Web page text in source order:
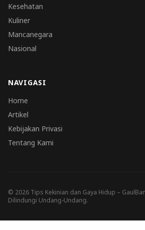
Kesehatan
Kuliner
Mancanegara
Nasional
NAVIGASI
Home
Artikel
Kebijakan Privasi
Tentang Kami
© 2026 Tips Kekinian dan Gaya Hidup –
Dilindungi Undang-Undang.